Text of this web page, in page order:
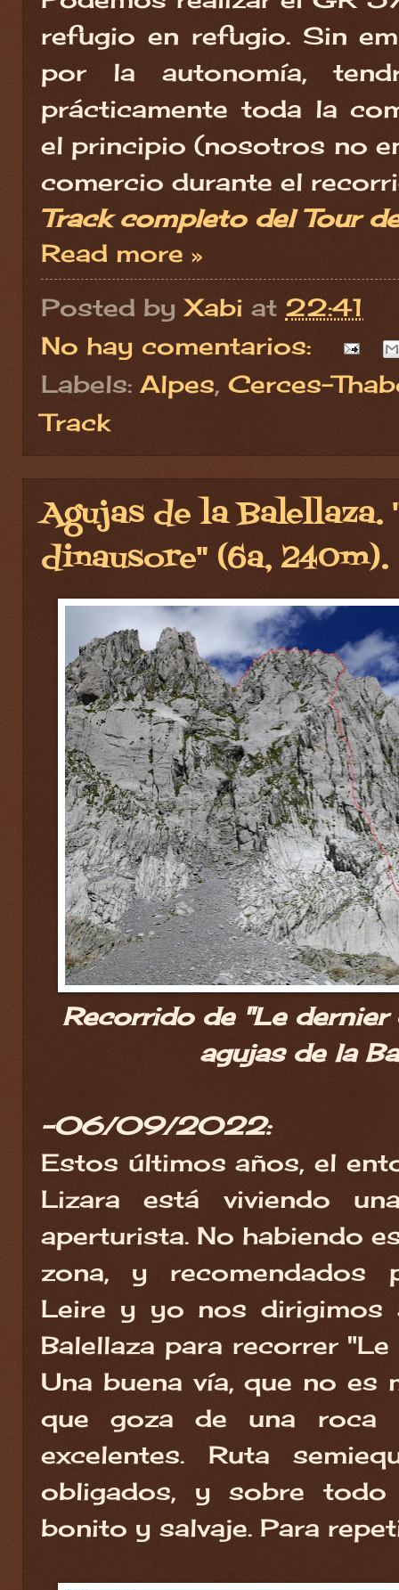
refugio en refugio. Sin
por la autonomía,
prácticamente toda la
el principio (nosotros no
comercio durante el
Track completo del Tour
Read more »
Posted byXabi at 22:41
No hay comentarios:
Labels: Alpes, Cerces-
Track
Agujas de la
dinausore" (6a, 240m).
Recorrido de "Le dernier
agujas de la
-06/09/2022:
Estos últimos años, el
Lizara está viviendo
aperturista. No habiendo
zona, y recomendados
Leire y yo nos dirigimos
Balellaza para recorrer
Una buena vía, que no es
que goza de una roca
excelentes. Ruta
obligados, y sobre
bonito y salvaje. Para